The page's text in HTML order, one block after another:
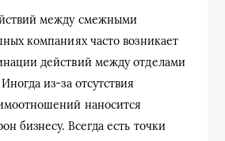
между смежными
компаниях часто возникает
действий между отделами
из-за отсутствия
наносится
бизнесу. Всегда есть точки